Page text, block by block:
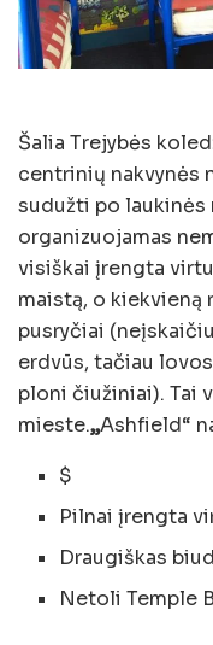
Šalia Trejybės
centrinių nakvynės
sudužti po laukinės
organizuojamas
visiškai įrengta
maistą, o kiekvieną
pusryčiai
erdvūs, tačiau
ploni čiužiniai). Tai
mieste.„Ashfield“
$
Pilnai įrengta
Draugiškas
Netoli Temple